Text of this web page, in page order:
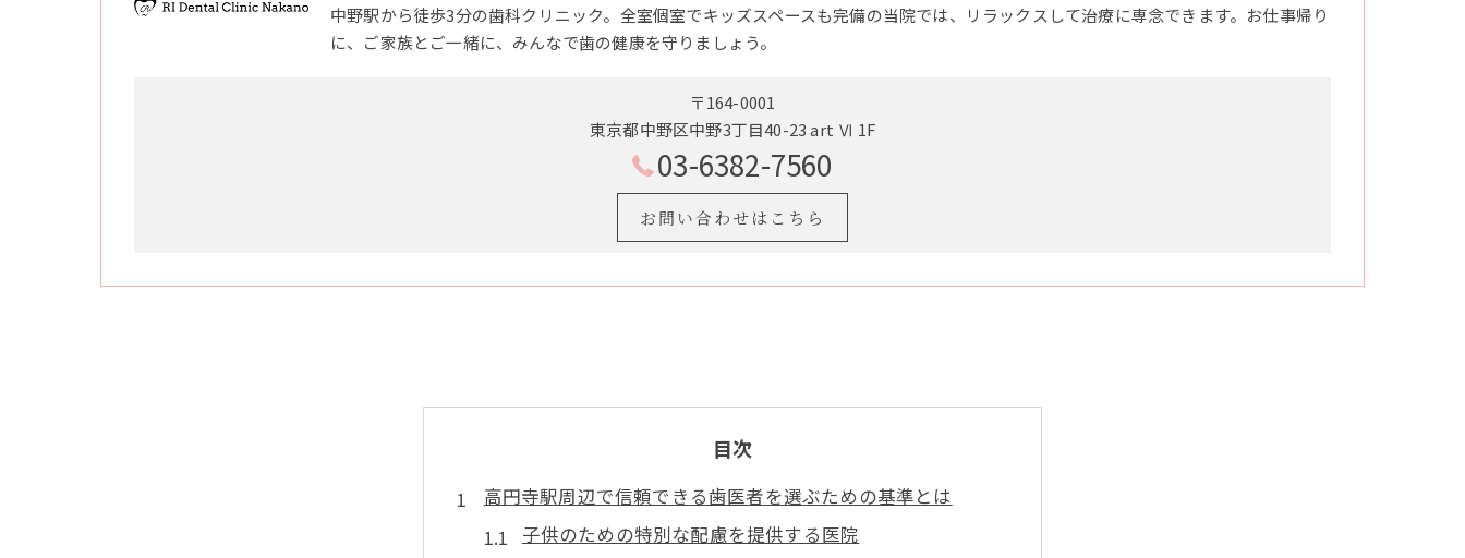
中野駅から徒歩3分の歯科クリニック。全室個室でキッズスペースも完備の当院では、リラックスして治療に専念できます。お仕事帰り
に、ご家族とご一緒に、みんなで歯の健康を守りましょう。
〒164-0001
東京都中野区中野3丁目40-23 art Ⅵ 1F
03-6382-7560
お問い合わせはこちら
目次
高円寺駅周辺で信頼できる歯医者を選ぶための基準とは
子供のための特別な配慮を提供する医院